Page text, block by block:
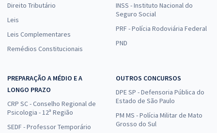
Direito Tributário
Leis
Leis Complementares
Remédios Constitucionais
INSS - Instituto Nacional do
Seguro Social
PRF - Polícia Rodoviária Federal
PND
PREPARAÇÃO A MÉDIO E A
LONGO PRAZO
CRP SC - Conselho Regional de
Psicologia - 12ª Região
SEDF - Professor Temporário
OUTROS CONCURSOS
DPE SP - Defensoria Pública do
Estado de São Paulo
PM MS - Polícia Militar de Mato
Grosso do Sul